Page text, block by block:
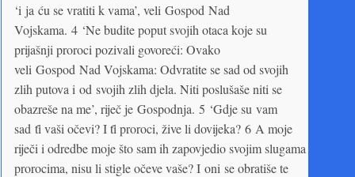
‘i ja ću se vratiti k vama’, veli Gospod Nad
Vojskama. 4 ‘Ne budite poput svojih otaca koje su
prijašnji proroci pozivali govoreći: Ovako
veli Gospod Nad Vojskama: Odvratite se sad od svojih
zlih putova i od svojih zlih djela. Niti poslušaše niti se
obazreše na me’, riječ je Gospodnja. 5 ‘Gdje su vam
sad tȋ vaši očevi? I tȋ proroci, žive li dovijeka? 6 A moje
riječi i odredbe moje što sam ih zapovjedio svojim slugama
prorocima, nisu li stigle očeve vaše? I oni se obratiše te